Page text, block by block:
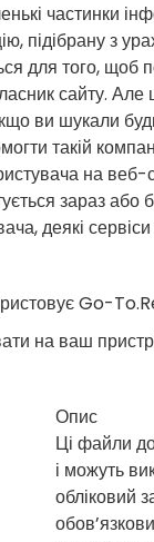
частинки
підібрану з
для того, щоб
сайту.
ви шукали
такій
на
зараз
деякі
Go-
на ваш
Опис
Ці файли
і можуть
обліковий